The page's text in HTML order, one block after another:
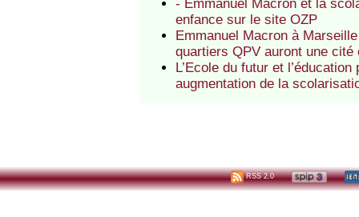
- Emmanuel Macron et la
enfance sur le site OZP
Emmanuel Macron à
quartiers QPV auront une cité
L’Ecole du futur et
augmentation de la
RSS 2.0